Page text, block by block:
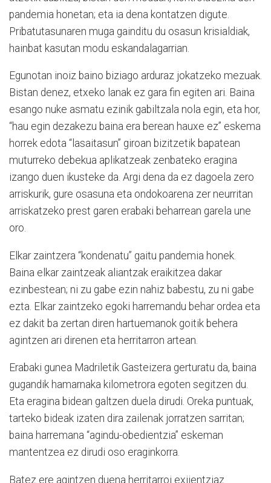
pandemia honetan; eta ia dena kontatzen digute.
Pribatutasunaren muga gainditu du osasun krisialdiak,
hainbat kasutan modu eskandalagarrian.
Egunotan inoiz baino biziago arduraz jokatzeko mezuak.
Bistan denez, etxeko lanak ez gara fin egiten ari. Baina
esango nuke asmatu ezinik gabiltzala nola egin, eta hor,
“hau egin dezakezu baina era berean hauxe ez” eskema
horrek edota “lasaitasun” giroan bizitzetik bapatean
muturreko debekua aplikatzeak zenbateko eragina
izango duen ikusteke da. Argi dena da ez dagoela zero
arriskurik, gure osasuna eta ondokoarena zer neurritan
arriskatzeko prest garen erabaki beharrean garela une
oro.
Elkar zaintzera “kondenatu” gaitu pandemia honek.
Baina elkar zaintzeak aliantzak eraikitzea dakar
ezinbestean; ni zu gabe ezin nahiz babestu, zu ni gabe
ezta. Elkar zaintzeko egoki harremandu behar ordea eta
ez dakit ba zertan diren hartuemanok goitik behera
agintzen ari direnen eta herritarron artean.
Erabaki gunea Madriletik Gasteizera gerturatu da, baina
gugandik hamarnaka kilometrora egoten segitzen du.
Eta eragina bidean galtzen duela dirudi. Oreka puntuak,
tarteko bideak izaten dira zailenak jorratzen sarritan;
baina harremana “agindu-obedientzia” eskeman
mantentzea ez dirudi oso eraginkorra.
Batez ere agintzen duena herritarroi exijentziaz